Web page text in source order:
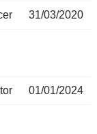
31/03/2020
01/01/2024